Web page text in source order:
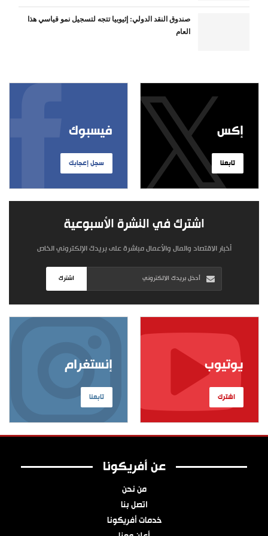
صندوق النقد الدولي: إثيوبيا تتجه لتسجيل نمو قياسي هذا
العام
فيسبوك
سجل إعجابك
إكس
تابعنا
اشترك في النشرة الأسبوعية
أخبار الاقتصاد والمال والأعمال مباشرة على بريدك الإلكتروني الخاص
اشترك
إنستغرام
تابعنا
يوتيوب
اشترك
عن أفريكونا
من نحن
اتصل بنا
خدمات أفريكونا